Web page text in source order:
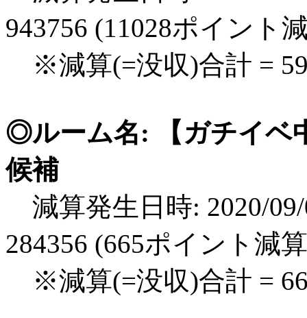
943756 (11028ポイント
※減算(=没収)合計 =
◎ルーム名: 【ガチイベ
候補
減算発生日時: 2020/
284356 (665ポイント減
※減算(=没収)合計 =